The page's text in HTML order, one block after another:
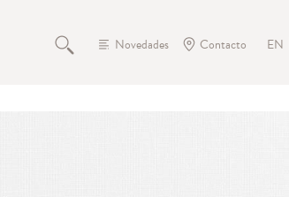
Novedades Contacto EN